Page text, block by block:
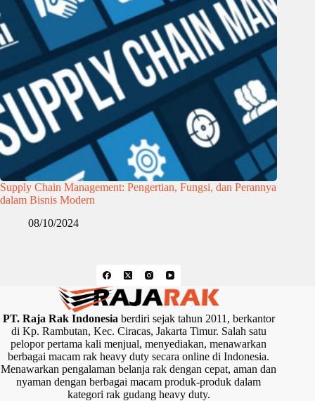
Supply Chain Management: Pengertian, Fungsi, dan Perannya
dalam Bisnis Modern
08/10/2024
PT. Raja Rak Indonesia berdiri sejak tahun 2011, berkantor
di Kp. Rambutan, Kec. Ciracas, Jakarta Timur. Salah satu
pelopor pertama kali menjual, menyediakan, menawarkan
berbagai macam rak heavy duty secara online di Indonesia.
Menawarkan pengalaman belanja rak dengan cepat, aman dan
nyaman dengan berbagai macam produk-produk dalam
kategori rak gudang heavy duty.